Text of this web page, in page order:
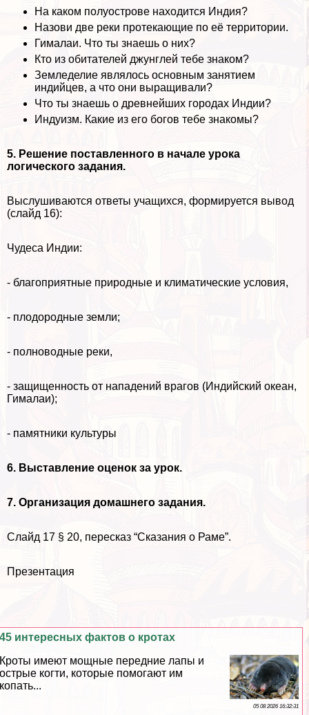
На каком полуострове находится Индия?
Назови две реки протекающие по её территории.
Гималаи. Что ты знаешь о них?
Кто из обитателей джунглей тебе знаком?
Земледелие являлось основным занятием
индийцев, а что они выращивали?
Что ты знаешь о древнейших городах Индии?
Индуизм. Какие из его богов тебе знакомы?
5. Решение поставленного в начале урока
логического задания.
Выслушиваются ответы учащихся, формируется вывод
(слайд 16):
Чудеса Индии:
- благоприятные природные и климатические условия,
- плодородные земли;
- полноводные реки,
- защищенность от нападений врагов (Индийский океан,
Гималаи);
- памятники культуры
6. Выставление оценок за урок.
7. Организация домашнего задания.
Слайд 17 § 20, пересказ “Сказания о Раме”.
Презентация
45 интересных фактов о кротах
Кроты имеют мощные передние лапы и
острые когти, которые помогают им
копать...
05 08 2026 16:32:31